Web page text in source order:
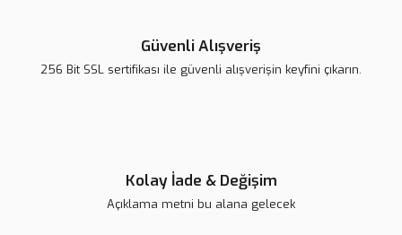
Güvenli Alışveriş
256 Bit SSL sertifikası ile güvenli alışverişin keyfini çıkarın.
Kolay İade & Değişim
Açıklama metni bu alana gelecek